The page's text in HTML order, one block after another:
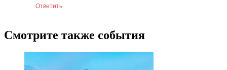
Ответить
Смотрите также события